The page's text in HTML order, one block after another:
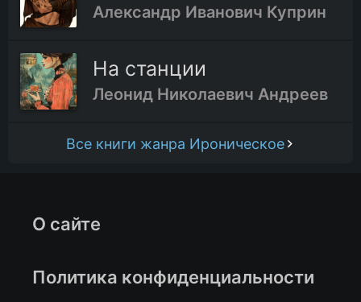
Александр Иванович Куприн
На станции
Леонид Николаевич Андреев
Все книги жанра Ироническое
О сайте
Политика конфиденциальности